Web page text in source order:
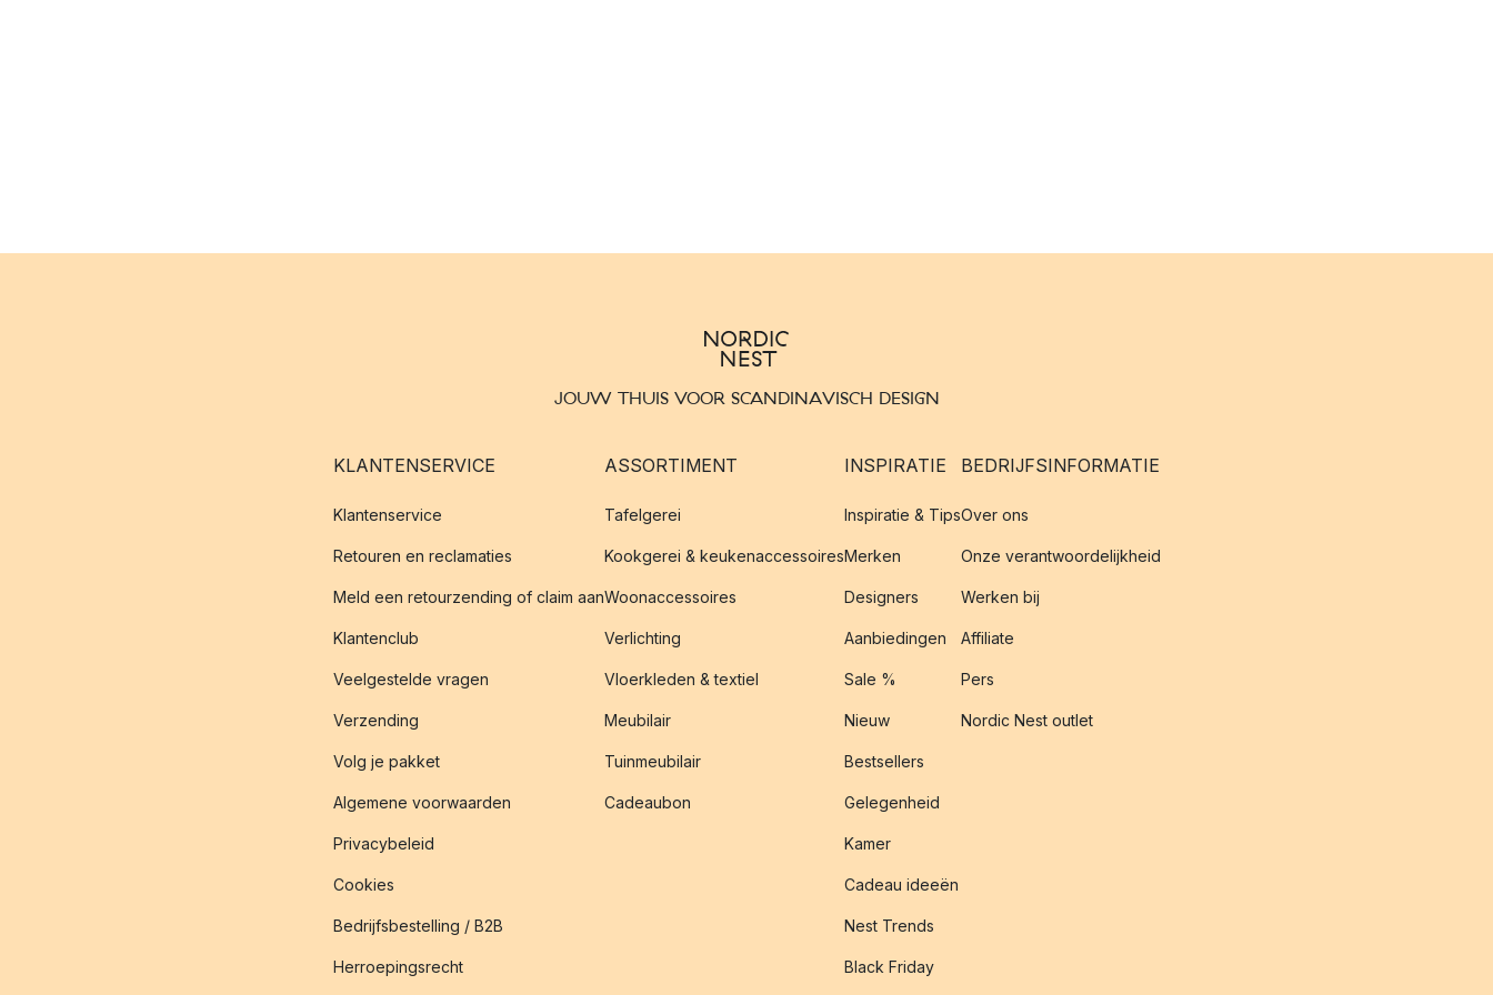
JOUW THUIS VOOR SCANDINAVISCH DESIGN
KLANTENSERVICE
Klantenservice
Retouren en reclamaties
Meld een retourzending of claim aan
Klantenclub
Veelgestelde vragen
Verzending
Volg je pakket
Algemene voorwaarden
Privacybeleid
Cookies
Bedrijfsbestelling / B2B
Herroepingsrecht
ASSORTIMENT
Tafelgerei
Kookgerei & keukenaccessoires
Woonaccessoires
Verlichting
Vloerkleden & textiel
Meubilair
Tuinmeubilair
Cadeaubon
INSPIRATIE
Inspiratie & Tips
Merken
Designers
Aanbiedingen
Sale %
Nieuw
Bestsellers
Gelegenheid
Kamer
Cadeau ideeën
Nest Trends
Black Friday
BEDRIJFSINFORMATIE
Over ons
Onze verantwoordelijkheid
Werken bij
Affiliate
Pers
Nordic Nest outlet